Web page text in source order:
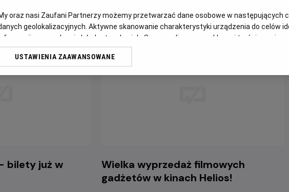
bilety już w
Wielka wyprzedaż filmowych
gadżetów w kinach Helios!
oraz nasi Zaufani Partnerzy możemy przetwarzać dane osobowe w następujących
geolokalizacyjnych. Aktywne skanowanie charakterystyki urządzenia do celów
na urządzeniu lub dostęp do nich. Spersonalizowane reklamy i treści, pomiar
i ulepszanie usług.
USTAWIENIA ZAAWANSOWANE